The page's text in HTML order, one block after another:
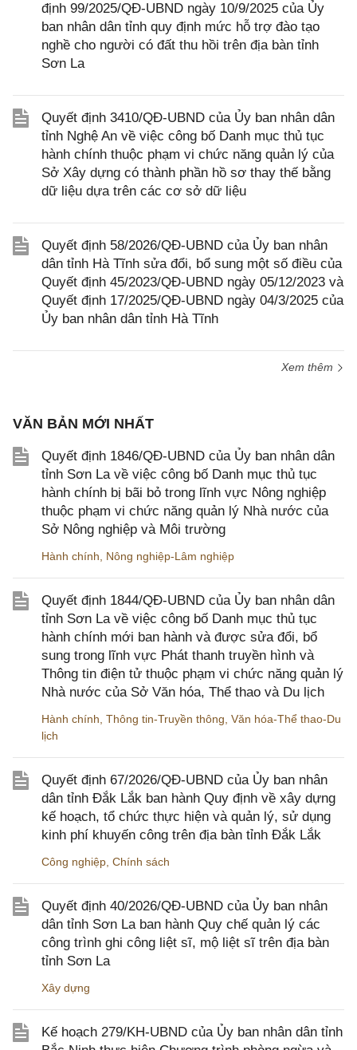
định 99/2025/QĐ-UBND ngày 10/9/2025 của Ủy
ban nhân dân tỉnh quy định mức hỗ trợ đào tạo
nghề cho người có đất thu hồi trên địa bàn tỉnh
Sơn La
Quyết định 3410/QĐ-UBND của Ủy ban nhân dân
tỉnh Nghệ An về việc công bố Danh mục thủ tục
hành chính thuộc phạm vi chức năng quản lý của
Sở Xây dựng có thành phần hồ sơ thay thế bằng
dữ liệu dựa trên các cơ sở dữ liệu
Quyết định 58/2026/QĐ-UBND của Ủy ban nhân
dân tỉnh Hà Tĩnh sửa đổi, bổ sung một số điều của
Quyết định 45/2023/QĐ-UBND ngày 05/12/2023 và
Quyết định 17/2025/QĐ-UBND ngày 04/3/2025 của
Ủy ban nhân dân tỉnh Hà Tĩnh
Xem thêm
VĂN BẢN MỚI NHẤT
Quyết định 1846/QĐ-UBND của Ủy ban nhân dân
tỉnh Sơn La về việc công bố Danh mục thủ tục
hành chính bị bãi bỏ trong lĩnh vực Nông nghiệp
thuộc phạm vi chức năng quản lý Nhà nước của
Sở Nông nghiệp và Môi trường
Hành chính Nông nghiệp-Lâm nghiệp
Quyết định 1844/QĐ-UBND của Ủy ban nhân dân
tỉnh Sơn La về việc công bố Danh mục thủ tục
hành chính mới ban hành và được sửa đổi, bổ
sung trong lĩnh vực Phát thanh truyền hình và
Thông tin điện tử thuộc phạm vi chức năng quản lý
Nhà nước của Sở Văn hóa, Thể thao và Du lịch
Hành chính Thông tin-Truyền thông Văn hóa-Thể thao-Du
lịch
Quyết định 67/2026/QĐ-UBND của Ủy ban nhân
dân tỉnh Đắk Lắk ban hành Quy định về xây dựng
kế hoạch, tổ chức thực hiện và quản lý, sử dụng
kinh phí khuyến công trên địa bàn tỉnh Đắk Lắk
Công nghiệp Chính sách
Quyết định 40/2026/QĐ-UBND của Ủy ban nhân
dân tỉnh Sơn La ban hành Quy chế quản lý các
công trình ghi công liệt sĩ, mộ liệt sĩ trên địa bàn
tỉnh Sơn La
Xây dựng
Kế hoạch 279/KH-UBND của Ủy ban nhân dân tỉnh